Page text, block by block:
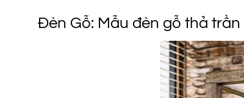
Đèn Gỗ: Mẫu đèn gỗ thả